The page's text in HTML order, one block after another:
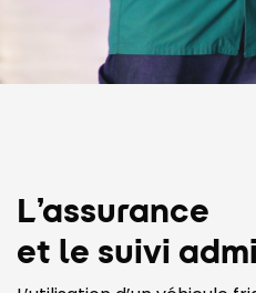
L’assurance
et le suivi